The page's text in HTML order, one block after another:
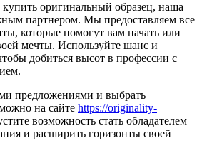
купить оригинальный образец, наша
партнером. Мы предоставляем все
которые помогут вам начать или
мечты. Используйте шанс и
добиться высот в профессии с
предложениями и выбрать
на сайте https://originality-
возможность стать обладателем
и расширить горизонты своей